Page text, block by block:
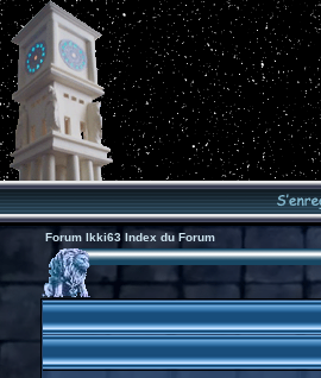
Forum Ikki63 Index du Forum